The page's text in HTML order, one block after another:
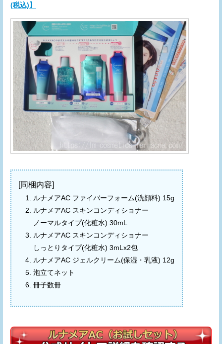
(税込)】
[同梱内容]
ルナメアAC ファイバーフォーム(洗顔料) 15g
ルナメアAC スキンコンディショナー
ノーマルタイプ(化粧水) 30mL
ルナメアAC スキンコンディショナー
しっとりタイプ(化粧水) 3mLx2包
ルナメアAC ジェルクリーム(保湿・乳液) 12g
泡立てネット
冊子数冊